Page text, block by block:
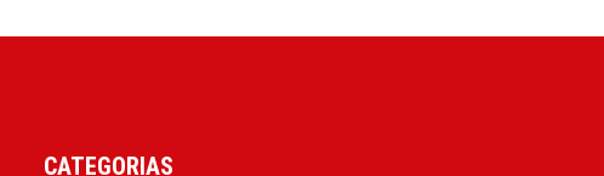
CATEGORIAS